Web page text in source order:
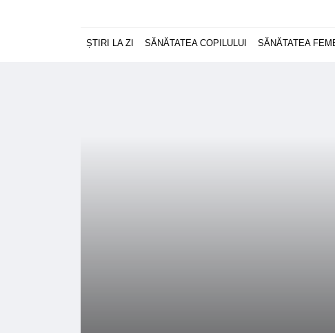
ȘTIRI LA ZI SĂNĂTATEA COPILULUI SĂNĂTATEA